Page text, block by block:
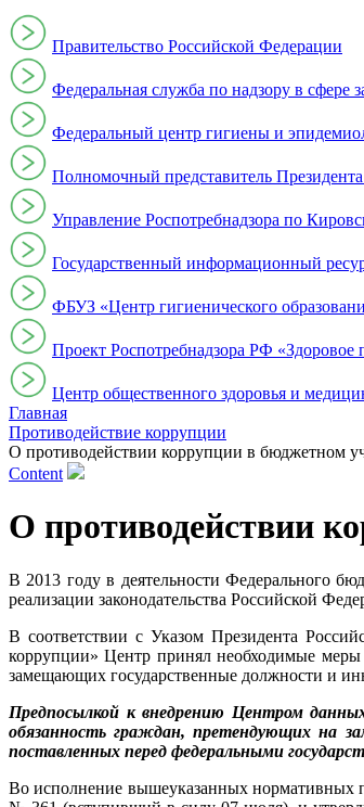
Правительство Российской Федерации
Федеральная служба по надзору в сфере
Федеральный центр гигиены и
Полномочный представитель
Управление Роспотребнадзора по
Государственный информационный
ФБУЗ «Центр гигиенического
Проект Роспотребнадзора РФ «Здоровое
Центр общественного здоровья и
Главная
Противодействие коррупции
О противодействии коррупции в бюджетном
Content
О противодействии
В 2013 году в деятельности Федерального
реализации законодательства Российской
В соответствии с Указом Президента
коррупции» Центр принял необходимые меры
замещающих государственные должности и
Предпосылкой к внедрению Центром
обязанность граждан, претендующих на
поставленных перед федеральными
Во исполнение вышеуказанных нормативных